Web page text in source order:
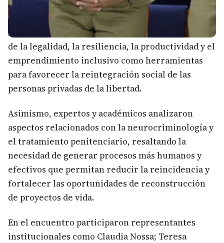
Entre los temas abordados estuvieron la cultura
de la legalidad, la resiliencia, la productividad y el
emprendimiento inclusivo como herramientas
para favorecer la reintegración social de las
personas privadas de la libertad.
Asimismo, expertos y académicos analizaron
aspectos relacionados con la neurocriminología y
el tratamiento penitenciario, resaltando la
necesidad de generar procesos más humanos y
efectivos que permitan reducir la reincidencia y
fortalecer las oportunidades de reconstrucción
de proyectos de vida.
En el encuentro participaron representantes
institucionales como Claudia Nossa; Teresa